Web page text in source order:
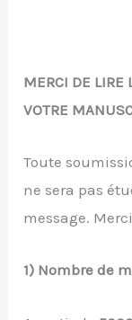
MERCI DE LIRE
VOTRE
Toute
ne sera pas
message.
1) Nombre de